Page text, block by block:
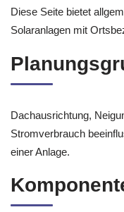
Diese Seite bietet
Solaranlagen mit
Dachausrichtung,
Stromverbrauch
einer Anlage.